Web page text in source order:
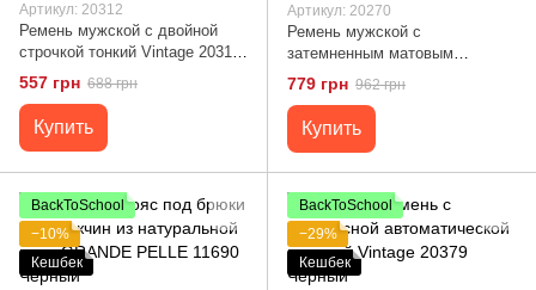
Артикул: 20312
Ремень мужской c двойной
строчкой тонкий Vintage 20312
Черный
557 грн 688 грн
Купить
Артикул: 20270
Ремень мужской c
затемненным матовым
металлом Vintage 20270
Черный
779 грн 962 грн
Купить
BackToSchool
−10%
Кешбек
BackToSchool
−29%
Кешбек